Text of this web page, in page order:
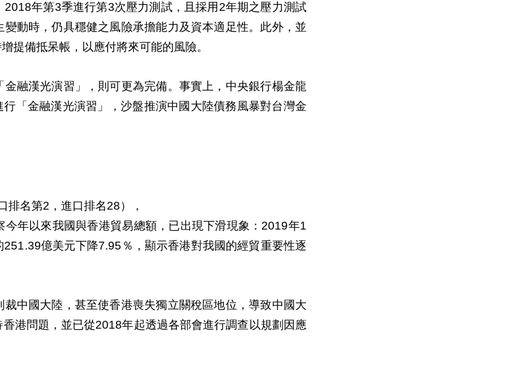
年第3季進行第3次壓力測試，且採用2年期之壓力測試
動時，仍具穩健之風險承擔能力及資本適足性。此外，並
提備抵呆帳，以應付將來可能的風險。
融漢光演習」，則可更為完備。事實上，中央銀行楊金龍
「金融漢光演習」，沙盤推演中國大陸債務風暴對台灣金
排名第2，進口排名28），
年以來我國與香港貿易總額，已出現下滑現象：2019年1
億美元下降7.95％，顯示香港對我國的經貿重要性逐
中國大陸，甚至使香港喪失獨立關稅區地位，導致中國大
港問題，並已從2018年起透過各部會進行調查以規劃因應